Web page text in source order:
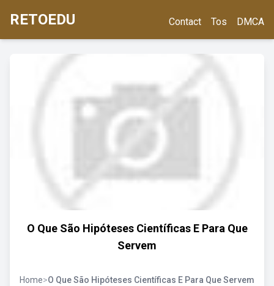
RETOEDU Contact Tos DMCA
O Que São Hipóteses Científicas E Para Que
Servem
Home>O Que São Hipóteses Científicas E Para Que Servem